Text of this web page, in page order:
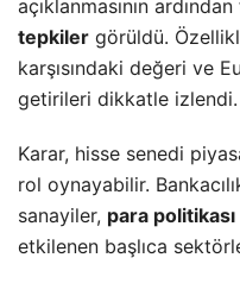
açıklanmasının ardından
tepkiler görüldü.
karşısındaki değeri ve
getirileri dikkatle izlendi.
Karar, hisse senedi
rol oynayabilir.
sanayiler, para politikası
etkilenen başlıca